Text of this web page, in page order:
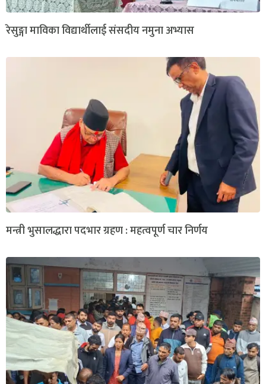
रेसुङ्गा माविका विद्यार्थीलाई संसदीय नमुना अभ्यास
मन्त्री भुसालद्धारा पदभार ग्रहण : महत्वपूर्ण चार निर्णय